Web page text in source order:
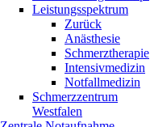
Leistungsspektrum
Zurück
Anästhesie
Schmerztherapie
Intensivmedizin
Notfallmedizin
Schmerzzentrum
Westfalen